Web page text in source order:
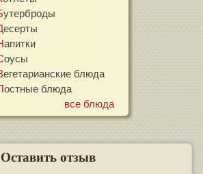
Бутерброды
Десерты
Напитки
Соусы
Вегетарианские блюда
Постные блюда
все блюда
Оставить отзыв